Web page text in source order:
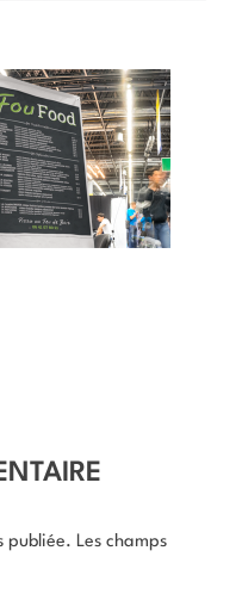
publiée. Les champs